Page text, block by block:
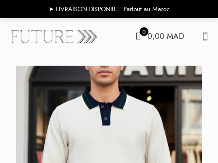
0 0,00 MAD
➤ ‎‎‎LIVRAISON DISPONIBLE Partout au Maroc